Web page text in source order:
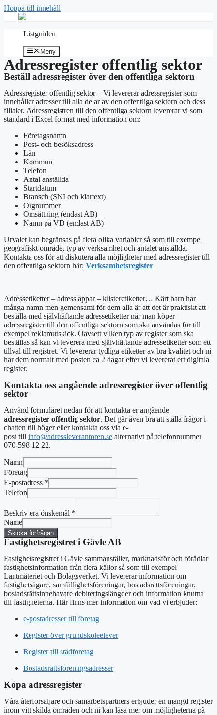
Hoppa till innehåll
Listguiden
Meny
Adressregister offentlig sektor
Beställ adressregister över den offentliga sektorn
Adressregister offentlig sektor – Vi levererar adressregister som
innehåller adresser till alla delar av den offentliga sektorn och dess
filialer. Adressregistren till den offentliga sektorn levererar vi som
standard i Excel format med information om:
Företagsnamn
Post- och besöksadress
Län
Kommun
Telefon
Antal anställda
Startdatum
Bransch (SNI och klartext)
Orgnummer
Omsättning (endast AB)
Namn på VD (endast AB)
Urvalet kan begränsas på flera olika variabler så som till exempel
geografiskt område, typ av verksamhet och antalet anställda.
Kontakta oss för att diskutera alla möjligheter med adressregister till
den offentliga sektorn här: Verksamhetsregister
Adressetiketter – adresslappar – klisteretiketter… Kärt barn har
många namn men gemensamt för dem alla är att det är praktiskt att
beställa med självhäftande adressetiketter när man köper
adressregister till den offentliga sektorn som ska användas för till
exempel reklamutskick. Oavsett vilken typ av register som ska
beställas så kan vi leverera med självhäftande adressetiketter som ett
tillval till registret. Vi levererar tydliga etiketter av bra kvalitet och ni
har dem normalt med posten ca 2 dagar efter vi levererat ert digitala
register.
Kontakta oss angående adressregister över offentlig
sektor
Använd formuläret nedan för att kontakta er angående
adressregister offentlig sektor. Det går även bra att ställa frågor i
chatten till höger ellerkontakta oss via e-
post till info@adressleverantoren.se alternativt på telefonnummer
070-598 12 22.
Namn
Företag
E-postadress *
Telefon
Beskriv era önskemål *
Name
Skicka förfrågan
Fastighetsregistret i Gävle AB
Fastighetsregistret i Gävle sammanställer, marknadsför och förädlar
fastighetsinformation från flera källor så som till exempel
Lantmäteriet och Bolagsverket. Vi levererar information om
fastighetsägare, samfällighetsföreningar, bostadsrättsföreningar,
bostadsrättsinnehavare debiteringslängder och information knutna
till fastigheterna. Här finns mer information om vad vi erbjuder:
e-postadresser till företag
Register över grundskoleelever
Register till städföretag
Bostadsrättsföreningsadresser
Köpa adressregister
Våra återförsäljare och samarbetspartners erbjuder en mängd register
inom vitt skilda områden och ni kan läsa mer om möjligheterna på